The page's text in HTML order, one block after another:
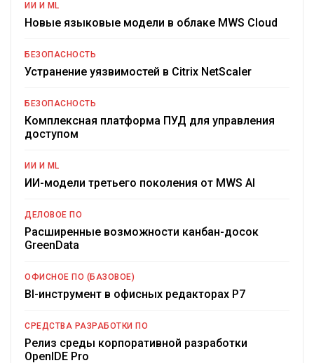
ИИ И ML
Новые языковые модели в облаке MWS Cloud
БЕЗОПАСНОСТЬ
Устранение уязвимостей в Citrix NetScaler
БЕЗОПАСНОСТЬ
Комплексная платформа ПУД для управления
доступом
ИИ И ML
ИИ-модели третьего поколения от MWS AI
ДЕЛОВОЕ ПО
Расширенные возможности канбан-досок
GreenData
ОФИСНОЕ ПО (БАЗОВОЕ)
BI-инструмент в офисных редакторах Р7
СРЕДСТВА РАЗРАБОТКИ ПО
Релиз среды корпоративной разработки
OpenIDE Pro